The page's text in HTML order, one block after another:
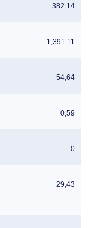
382.14
1,391.11
54,64
0,59
0
29,43